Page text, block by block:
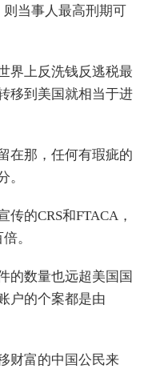
当事人最高刑期可
界上反洗钱反逃税最
移到美国就相当于进
在那，任何有瑕疵的
。
的CRS和FTACA，
。
的数量也远超美国国
户的个案都是由
财富的中国公民来